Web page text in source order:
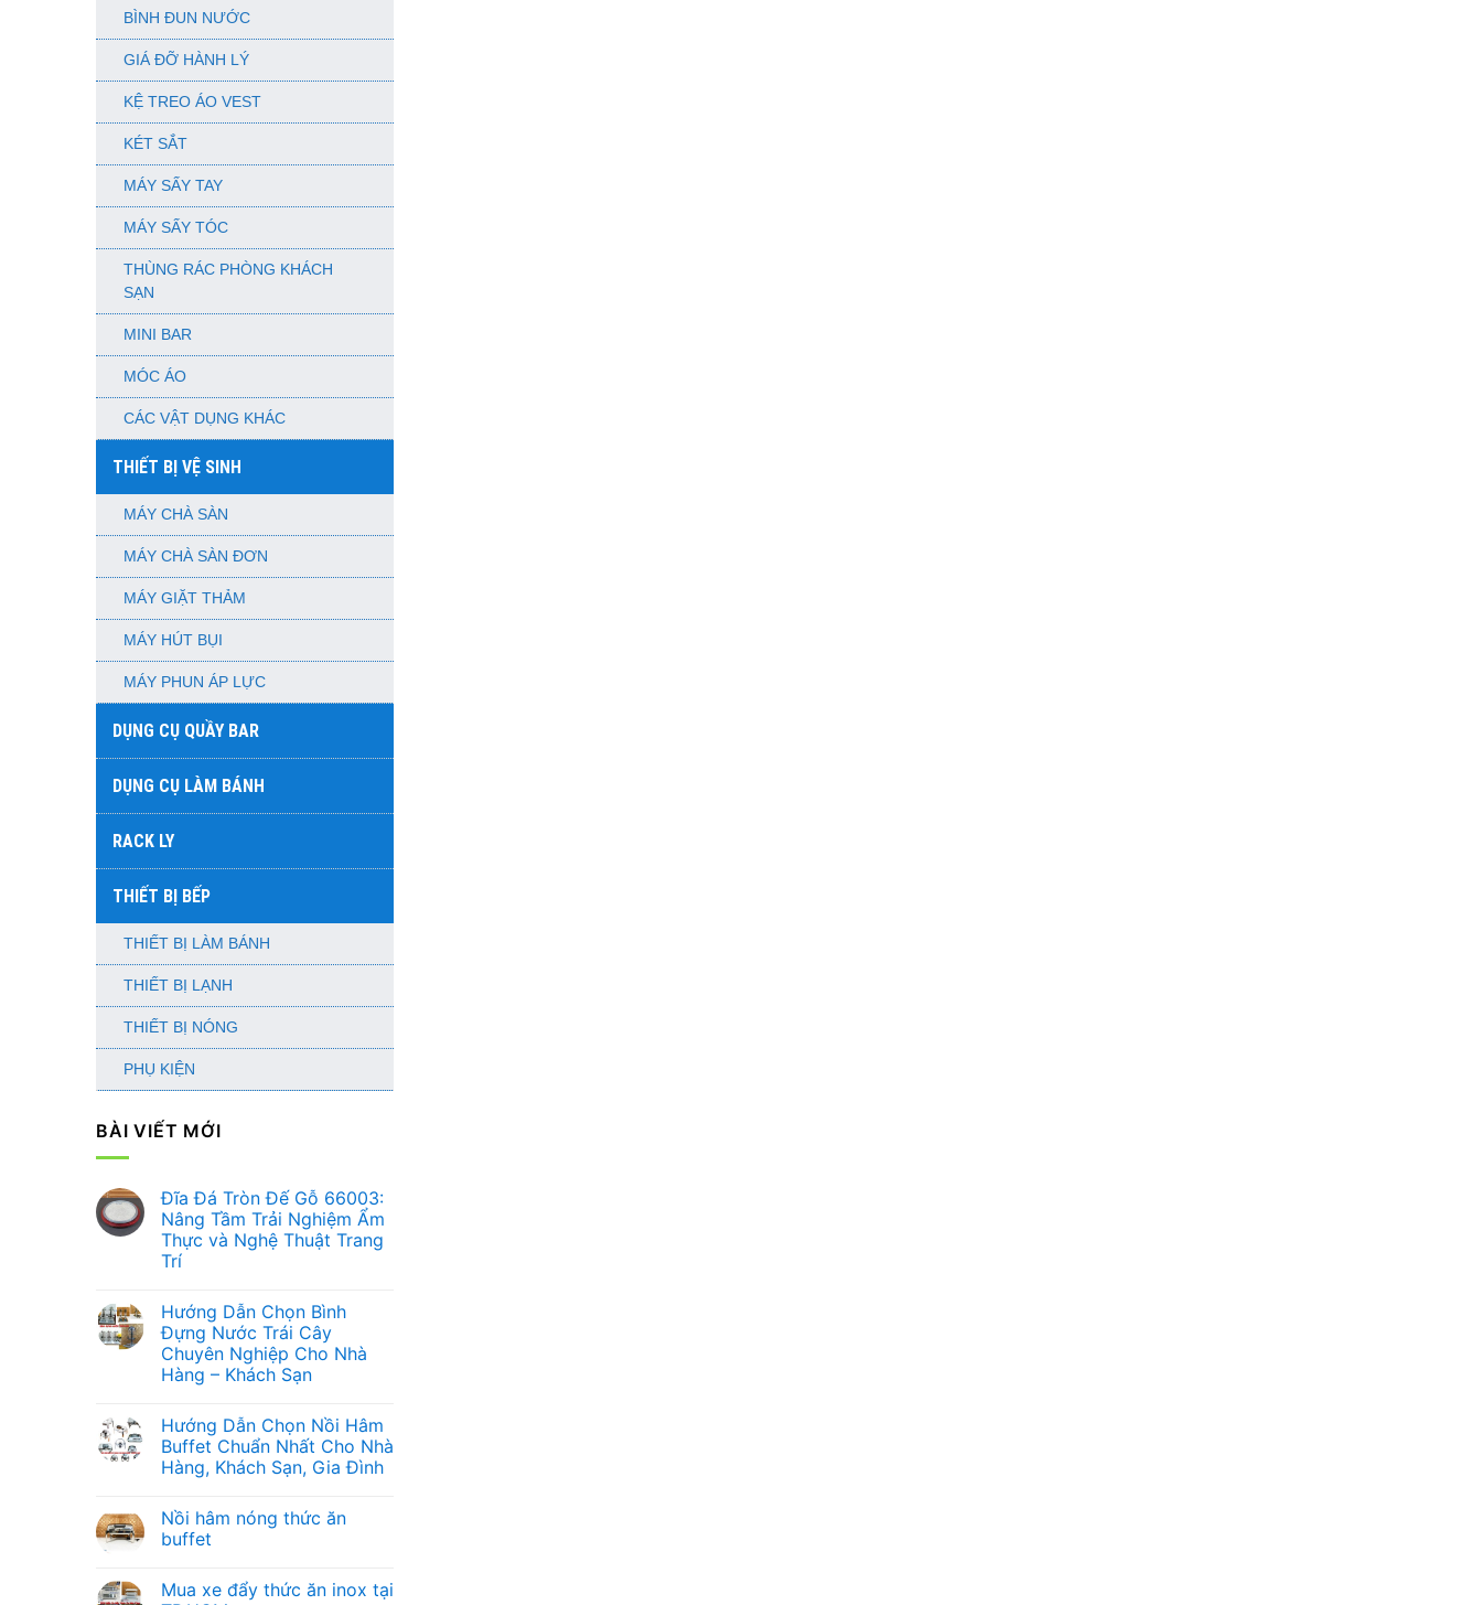
BÌNH ĐUN NƯỚC
GIÁ ĐỠ HÀNH LÝ
KỆ TREO ÁO VEST
KÉT SẮT
MÁY SẤY TAY
MÁY SẤY TÓC
THÙNG RÁC PHÒNG KHÁCH
SẠN
MINI BAR
MÓC ÁO
CÁC VẬT DỤNG KHÁC
THIẾT BỊ VỆ SINH
MÁY CHÀ SÀN
MÁY CHÀ SÀN ĐƠN
MÁY GIẶT THẢM
MÁY HÚT BỤI
MÁY PHUN ÁP LỰC
DỤNG CỤ QUẦY BAR
DỤNG CỤ LÀM BÁNH
RACK LY
THIẾT BỊ BẾP
THIẾT BỊ LÀM BÁNH
THIẾT BỊ LẠNH
THIẾT BỊ NÓNG
PHỤ KIỆN
BÀI VIẾT MỚI
Đĩa Đá Tròn Đế Gỗ 66003:
Nâng Tầm Trải Nghiệm Ẩm
Thực và Nghệ Thuật Trang
Trí
bình
luận
ở
Đĩa
Đá
Tròn
66003:
Nâng
Tầm
Trải
Thực
và
Nghệ
Trí
Hướng Dẫn Chọn Bình
Đựng Nước Trái Cây
Chuyên Nghiệp Cho Nhà
Hàng – Khách Sạn
bình
luận
ở
Hướng
Bình
Đựng
Nước
Chuyên
Nghiệp
Hướng Dẫn Chọn Nồi Hâm
Buffet Chuẩn Nhất Cho Nhà
Hàng, Khách Sạn, Gia Đình
bình
luận
ở
Chọn
Nồi hâm nóng thức ăn
buffet
bình
Mua xe đẩy thức ăn inox tại